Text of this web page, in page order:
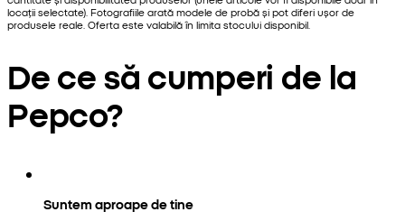
locații selectate). Fotografiile arată modele de probă și pot diferi ușor de
produsele reale. Oferta este valabilă în limita stocului disponibil.
De ce să cumperi de la
Pepco?
Suntem aproape de tine